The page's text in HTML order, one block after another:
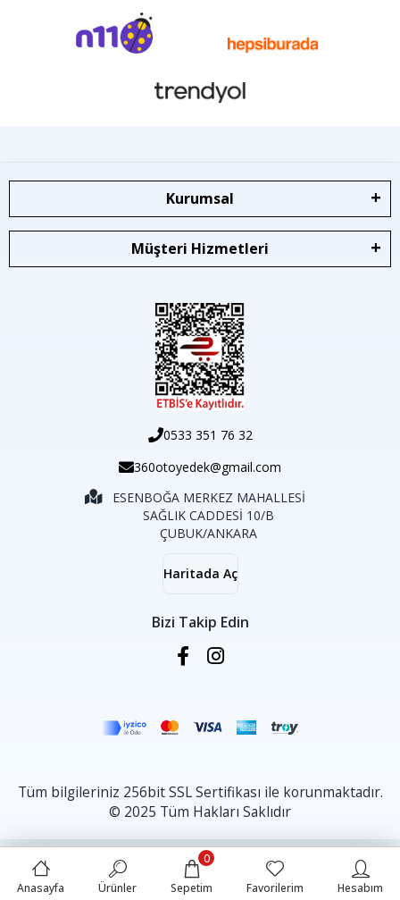
Kurumsal
Müşteri Hizmetleri
0533 351 76 32
360otoyedek@gmail.com
ESENBOĞA MERKEZ MAHALLESİ
SAĞLIK CADDESİ 10/B
ÇUBUK/ANKARA
Haritada Aç
Bizi Takip Edin
Tüm bilgileriniz 256bit SSL Sertifikası ile korunmaktadır.
© 2025 Tüm Hakları Saklıdır
Anasayfa Ürünler Sepetim
0
Favorilerim
Hesabım